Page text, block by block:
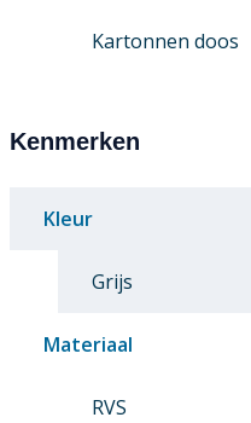
Kartonnen doos
Kenmerken
Kleur
Grijs
Materiaal
RVS